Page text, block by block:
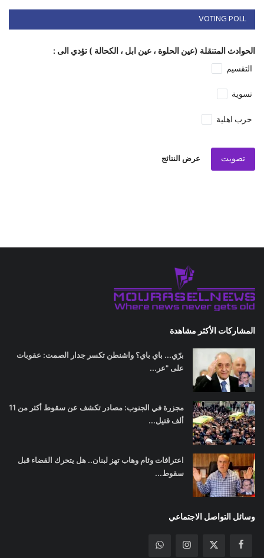
VOTING POLL
الحوادث المتنقلة (عين الحلوة ، عين ابل ، الكحالة ) تؤدي الى :
التقسيم
تسوية
حرب اهلية
تصويت عرض النتائج
المشاركات الأكثر مشاهدة
برّي... باي باي؟ واشنطن تكسر جدار الصمت: عقوبات
على "عر...
مجزرة في الجنوب: مصادر تكشف عن سقوط أكثر من 11
ألف قتيل...
اعترافات وئام وهاب تهز لبنان.. هل يتحرك القضاء قبل
سقوط...
وسائل التواصل الاجتماعي